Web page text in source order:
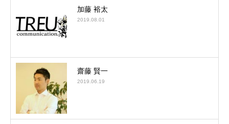
加藤 裕太
2019.08.01
齋藤 賢一
2019.06.19